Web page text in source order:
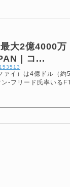
大2億4000万
| コ...
イ）は4億ドル（約
-フリード氏率いる